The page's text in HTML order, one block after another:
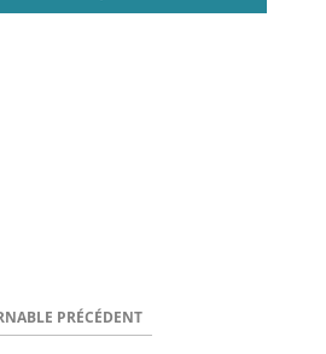
PRÉCÉDENT